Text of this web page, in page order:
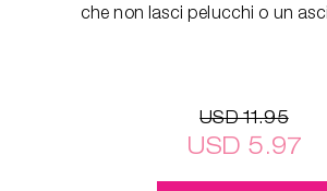
che non lasci pelucchi o un
USD 11.95
USD 5.97